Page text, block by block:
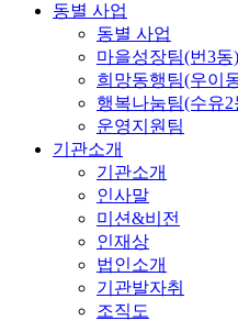
동별 사업
동별 사업
마을성장팀(번3동)
희망동행팀(우이
행복나눔팀(수유2
운영지원팀
기관소개
기관소개
인사말
미션&비전
인재상
법인소개
기관발자취
조직도